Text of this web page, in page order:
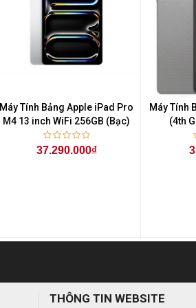
Máy Tính Bảng Apple iPad Pro
M4 13 inch WiFi 256GB (Bạc)
37.290.000₫
Máy Tính
(4th
THÔNG TIN WEBSITE